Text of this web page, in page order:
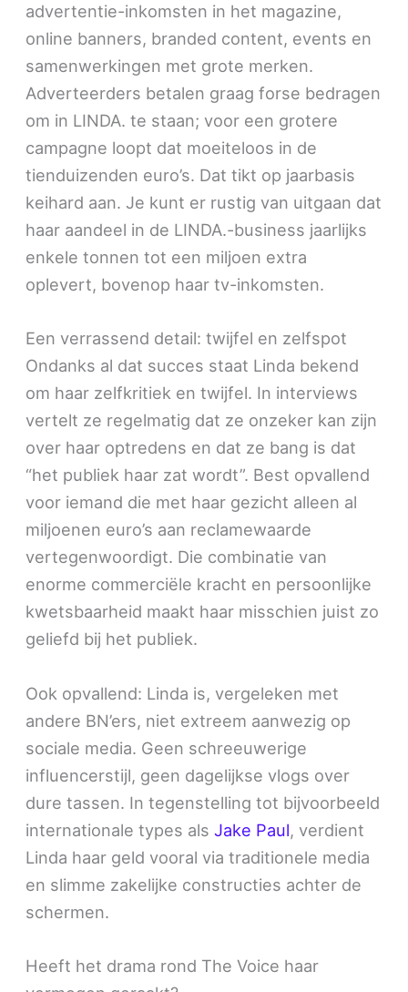
advertentie-inkomsten in het magazine,
online banners, branded content, events en
samenwerkingen met grote merken.
Adverteerders betalen graag forse bedragen
om in LINDA. te staan; voor een grotere
campagne loopt dat moeiteloos in de
tienduizenden euro’s. Dat tikt op jaarbasis
keihard aan. Je kunt er rustig van uitgaan dat
haar aandeel in de LINDA.-business jaarlijks
enkele tonnen tot een miljoen extra
oplevert, bovenop haar tv-inkomsten.
Een verrassend detail: twijfel en zelfspot
Ondanks al dat succes staat Linda bekend
om haar zelfkritiek en twijfel. In interviews
vertelt ze regelmatig dat ze onzeker kan zijn
over haar optredens en dat ze bang is dat
“het publiek haar zat wordt”. Best opvallend
voor iemand die met haar gezicht alleen al
miljoenen euro’s aan reclamewaarde
vertegenwoordigt. Die combinatie van
enorme commerciële kracht en persoonlijke
kwetsbaarheid maakt haar misschien juist zo
geliefd bij het publiek.
Ook opvallend: Linda is, vergeleken met
andere BN’ers, niet extreem aanwezig op
sociale media. Geen schreeuwerige
influencerstijl, geen dagelijkse vlogs over
dure tassen. In tegenstelling tot bijvoorbeeld
internationale types alsJake Paul, verdient
Linda haar geld vooral via traditionele media
en slimme zakelijke constructies achter de
schermen.
Heeft het drama rond The Voice haar